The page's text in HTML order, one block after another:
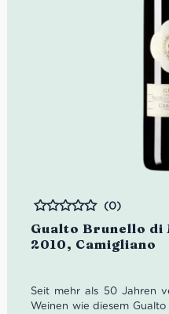
Gualto Brunello di
2010, Camigliano
Bewertet
(0)
Seit mehr als 50 Jahren
Weinen wie diesem